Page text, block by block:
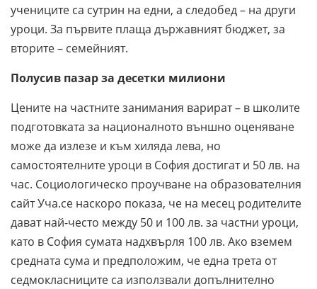
учениците са сутрин на едни, а следобед – на други
уроци. За първите плаща държавният бюджет, за
вторите – семейният.
Полусив пазар за десетки милиони
Цените на частните занимания варират – в школите
подготовката за националното външно оценяване
може да излезе и към хиляда лева, но
самостоятелните уроци в София достигат и 50 лв. на
час. Социологическо проучване на образователния
сайт Уча.се наскоро показа, че на месец родителите
дават най-често между 50 и 100 лв. за частни уроци,
като в София сумата надхвърля 100 лв. Ако вземем
средната сума и предположим, че една трета от
седмокласниците са използвали допълнително